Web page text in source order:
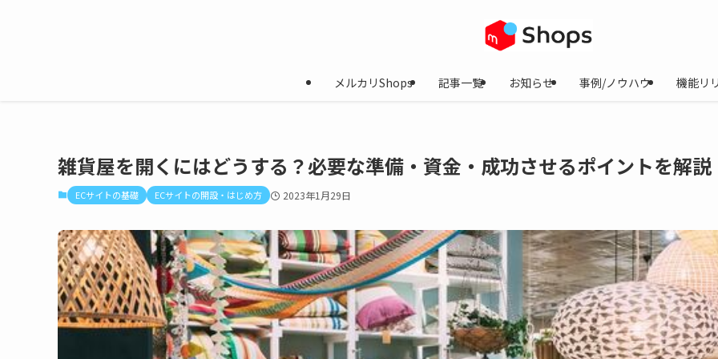
メルカリShops 記事一覧 お知らせ 事例/ノウハウ 機能リ
雑貨屋を開くにはどうする？必要な準備・資金・成功させるポイントを解説
ECサイトの基礎 ECサイトの開設・はじめ方 2023年1月29日